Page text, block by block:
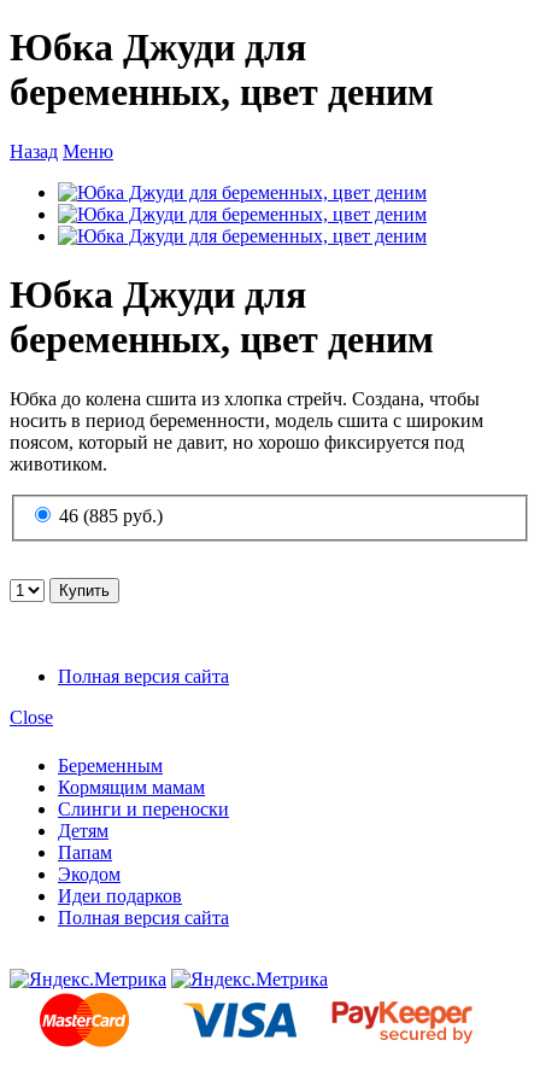
Юбка Джуди для
беременных, цвет деним
Назад Меню
Юбка Джуди для
беременных, цвет деним
Юбка до колена сшита из хлопка стрейч. Создана, чтобы
носить в период беременности, модель сшита с широким
поясом, который не давит, но хорошо фиксируется под
животиком.
46 (885 руб.)
Полная версия сайта
Close
Беременным
Кормящим мамам
Слинги и переноски
Детям
Папам
Экодом
Идеи подарков
Полная версия сайта